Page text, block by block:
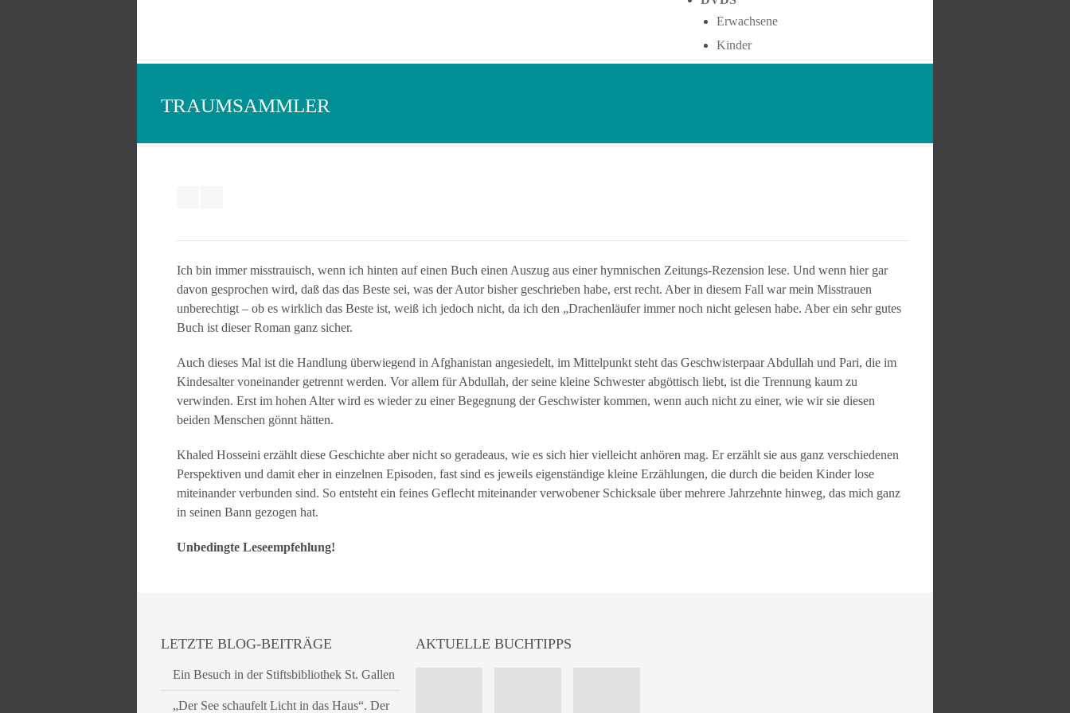
Erwachsene
Kinder
TRAUMSAMMLER
Ich bin immer misstrauisch, wenn ich hinten auf einen Buch einen Auszug aus einer hymnischen Zeitungs-Rezension lese. Und wenn hier gar
davon gesprochen wird, daß das das Beste sei, was der Autor bisher geschrieben habe, erst recht. Aber in diesem Fall war mein Misstrauen
unberechtigt – ob es wirklich das Beste ist, weiß ich jedoch nicht, da ich den „Drachenläufer immer noch nicht gelesen habe. Aber ein sehr gutes
Buch ist dieser Roman ganz sicher.
Auch dieses Mal ist die Handlung überwiegend in Afghanistan angesiedelt, im Mittelpunkt steht das Geschwisterpaar Abdullah und Pari, die im
Kindesalter voneinander getrennt werden. Vor allem für Abdullah, der seine kleine Schwester abgöttisch liebt, ist die Trennung kaum zu
verwinden. Erst im hohen Alter wird es wieder zu einer Begegnung der Geschwister kommen, wenn auch nicht zu einer, wie wir sie diesen
beiden Menschen gönnt hätten.
Khaled Hosseini erzählt diese Geschichte aber nicht so geradeaus, wie es sich hier vielleicht anhören mag. Er erzählt sie aus ganz verschiedenen
Perspektiven und damit eher in einzelnen Episoden, fast sind es jeweils eigenständige kleine Erzählungen, die durch die beiden Kinder lose
miteinander verbunden sind. So entsteht ein feines Geflecht miteinander verwobener Schicksale über mehrere Jahrzehnte hinweg, das mich ganz
in seinen Bann gezogen hat.
Unbedingte Leseempfehlung!
LETZTE BLOG-BEITRÄGE
Ein Besuch in der Stiftsbibliothek St. Gallen
„Der See schaufelt Licht in das Haus“. Der
AKTUELLE BUCHTIPPS